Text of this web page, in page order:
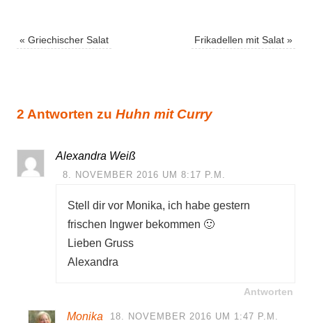
« Griechischer Salat Frikadellen mit Salat »
2 Antworten zu Huhn mit Curry
Alexandra Weiß
8. NOVEMBER 2016 UM 8:17 P.M.
Stell dir vor Monika, ich habe gestern
frischen Ingwer bekommen 🙂
Lieben Gruss
Alexandra
Antworten
Monika 18. NOVEMBER 2016 UM 1:47 P.M.